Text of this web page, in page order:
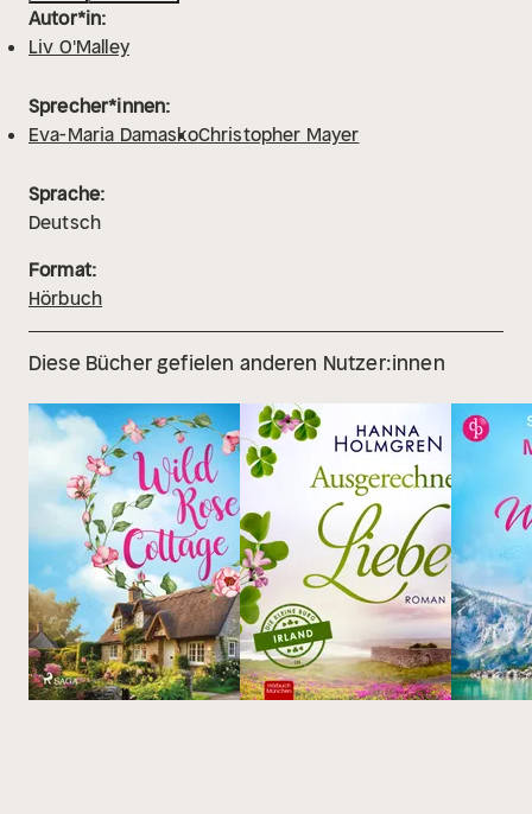
Autor*in:
Liv O'Malley
Sprecher*innen:
Eva-Maria DamaskoChristopher Mayer
Sprache:
Deutsch
Format:
Hörbuch
Diese Bücher gefielen anderen Nutzer:innen